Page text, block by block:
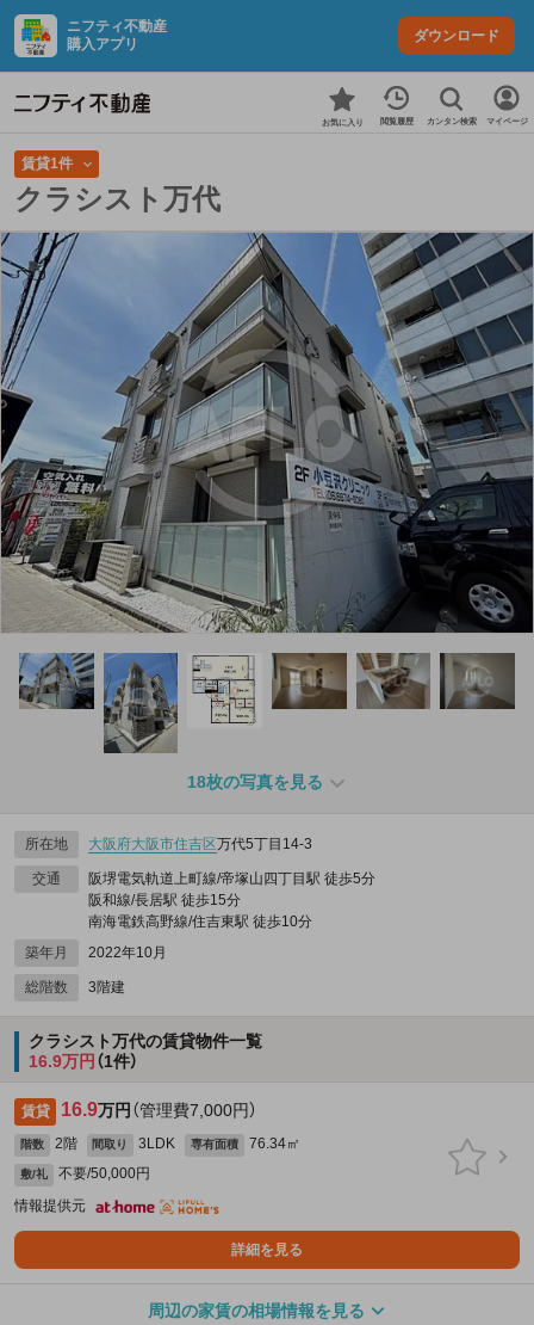
ニフティ不動産
購入アプリ
ダウンロード
お気に入り 閲覧履歴 カンタン検索 マイページ
賃貸1件
クラシスト万代
18枚の写真を見る
所在地 大阪府大阪市住吉区万代5丁目14-3
交通
阪堺電気軌道上町線/帝塚山四丁目駅 徒歩5分
阪和線/長居駅 徒歩15分
南海電鉄高野線/住吉東駅 徒歩10分
築年月
2022年10月
総階数 3階建
クラシスト万代の賃貸物件一覧
16.9万円 （1件）
賃貸 16.9万円 （管理費7,000円）
階数 2階 間取り 3LDK 専有面積 76.34㎡
敷/礼
不要/50,000円
情報提供元
詳細を見る
周辺の家賃の相場情報を見る